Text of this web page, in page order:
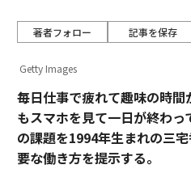
著者フォロー 記事を保存
Getty Images
毎日仕事で疲れて趣味の時
もスマホを見て一日が終わ
の課題を1994年生まれの三
要な働き方を提示する。